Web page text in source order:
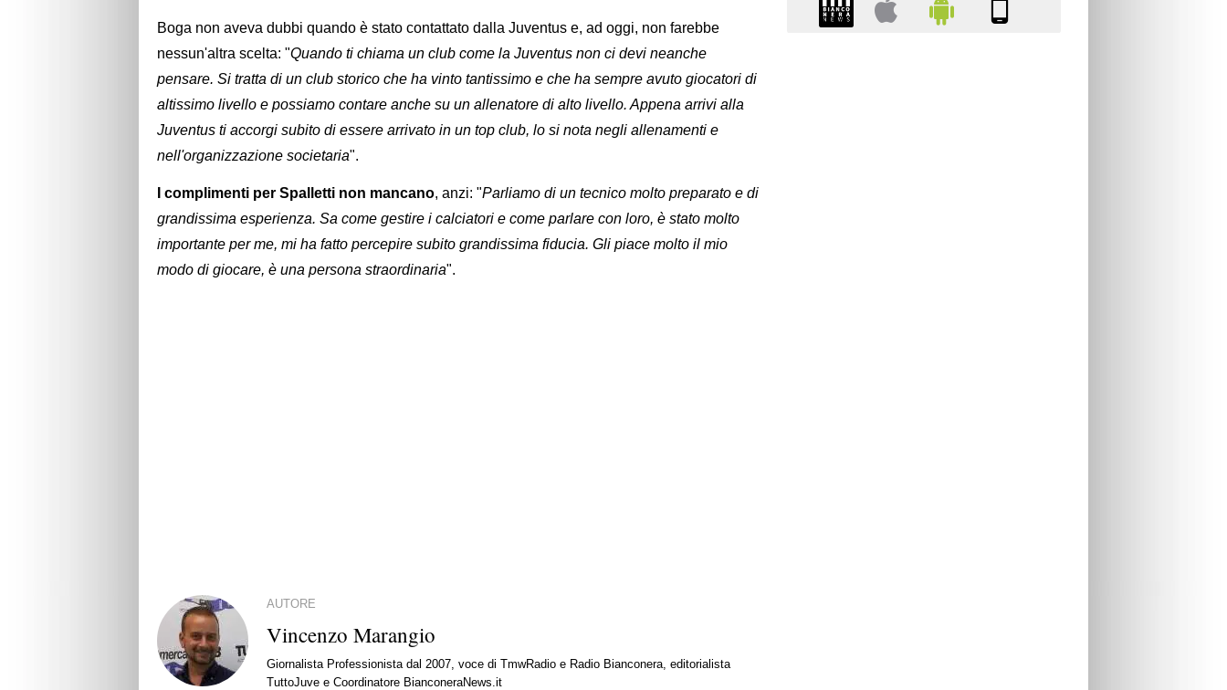
Boga non aveva dubbi quando è stato contattato dalla Juventus e, ad oggi, non farebbe
nessun'altra scelta: "Quando ti chiama un club come la Juventus non ci devi neanche
pensare. Si tratta di un club storico che ha vinto tantissimo e che ha sempre avuto giocatori di
altissimo livello e possiamo contare anche su un allenatore di alto livello. Appena arrivi alla
Juventus ti accorgi subito di essere arrivato in un top club, lo si nota negli allenamenti e
nell'organizzazione societaria".
I complimenti per Spalletti non mancano, anzi: "Parliamo di un tecnico molto preparato e di
grandissima esperienza. Sa come gestire i calciatori e come parlare con loro, è stato molto
importante per me, mi ha fatto percepire subito grandissima fiducia. Gli piace molto il mio
modo di giocare, è una persona straordinaria".
AUTORE
Vincenzo Marangio
Giornalista Professionista dal 2007, voce di TmwRadio e Radio Bianconera, editorialista
TuttoJuve e Coordinatore BianconeraNews.it